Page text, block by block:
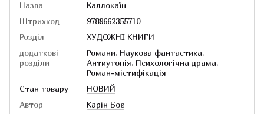
Назва
Каллокаїн
Штрихкод
9789662355710
Розділ
ХУДОЖНІ КНИГИ
додаткові
розділи
Романи, Наукова фантастика,
Антиутопія, Психологічна драма,
Роман-містифікація
Стан товару
НОВИЙ
Автор
Карін Боє